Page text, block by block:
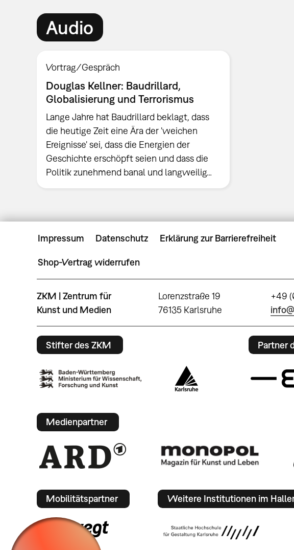
Audio
Vortrag/Gespräch
Douglas Kellner: Baudrillard,
Globalisierung und Terrorismus
Lange Jahre hat Baudrillard beklagt, dass
die heutige Zeit eine Ära der 'weichen
Ereignisse' sei, dass die Energien der
Geschichte erschöpft seien und dass die
Politik zunehmend banal und langweilig…
Impressum Datenschutz Erklärung zur Barrierefreiheit
Shop-Vertrag widerrufen
ZKM | Zentrum für
Kunst und Medien
Lorenzstraße 19
76135 Karlsruhe
+49
Stifter des ZKM Partner
Medienpartner
Mobilitätspartner Weitere Institutionen im